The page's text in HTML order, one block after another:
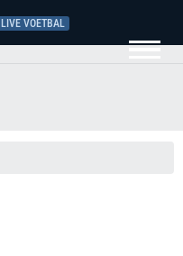
LIVE VOETBAL